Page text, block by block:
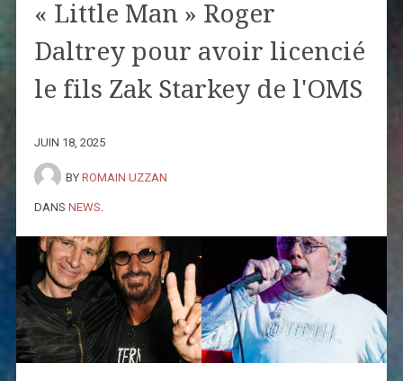
« Little Man » Roger
Daltrey pour avoir licencié
le fils Zak Starkey de l'OMS
JUIN 18, 2025
BY ROMAIN UZZAN
DANS NEWS